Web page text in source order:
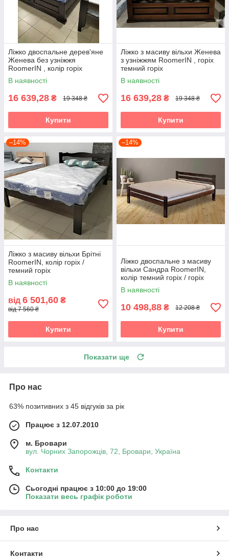
Ліжко двоспальне дерев'яне
Женева без узніжжя
RoomerIN , колір горіх
темний горіх
В наявності
16 639,28 ₴ 19 348 ₴
Купити
Ліжко з масиву вільхи Женева
з узніжжям RoomerIN , горіх
темний горіх
В наявності
16 639,28 ₴ 19 348 ₴
Купити
–14%
Ліжко з масиву вільхи Брітні
RoomerIN, колір горіх /
темний горіх
В наявності
від 6 501,60 ₴
від 7 560 ₴
Купити
–14%
Ліжко двоспальне з масиву
вільхи Сандра RoomerIN,
колір темний горіх / горіх
В наявності
10 498,88 ₴ 12 208 ₴
Купити
Показати ще
Про нас
63% позитивних з 45 відгуків за рік
Працює з 12.07.2010
м. Бровари
вул. Чорних Запорожців, 72, Бровари, Україна
Контакти
Сьогодні працює з 10:00 до 19:00
Показати весь графік роботи
Про нас
Контакти